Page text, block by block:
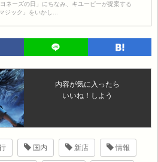
ネーズの日」にちなみ、キユーピーが提案する
ジック」をいかし...
内容が気に入ったら
いいね！しよう
国内 新店 情報